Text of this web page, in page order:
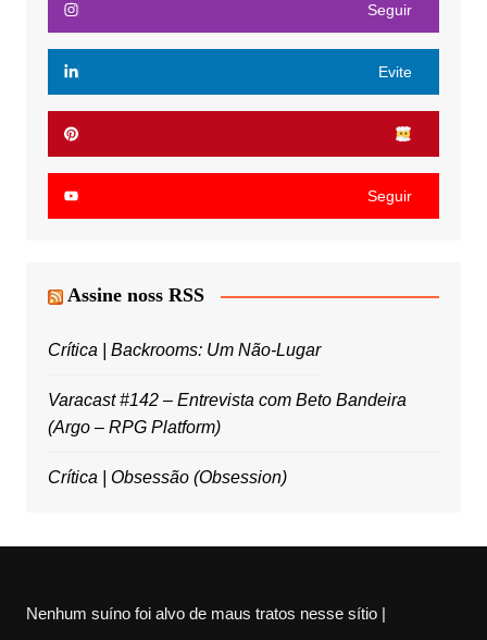
Seguir
Evite
Seguir
Assine noss RSS
Crítica | Backrooms: Um Não-Lugar
Varacast #142 – Entrevista com Beto Bandeira
(Argo – RPG Platform)
Crítica | Obsessão (Obsession)
Nenhum suíno foi alvo de maus tratos nesse sítio |